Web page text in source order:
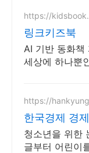
https://
링크키즈북
AI 기반 동화책
세상에 하나뿐
https://
한국경제 경
온 가족이 한
청소년을 위한
글부터 어린이